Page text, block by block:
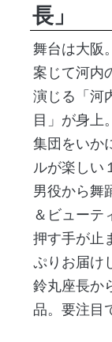
長」
舞台は大阪
案じて河内
演じる「河
目」が身上
集団をいか
ルが楽しい
男役から舞
＆ビューテ
押す手が止
ぷりお届け
鈴丸座長か
品。要注目